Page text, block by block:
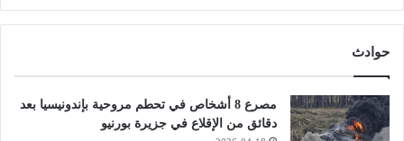
حوادث
مصرع 8 أشخاص في تحطم مروحية بإندونيسيا بعد
دقائق من الإقلاع في جزيرة بورنيو